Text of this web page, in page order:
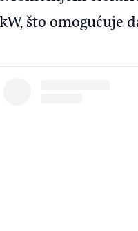
što omogućuje